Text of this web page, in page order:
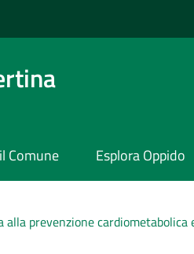
Comune Esplora Oppido
prevenzione